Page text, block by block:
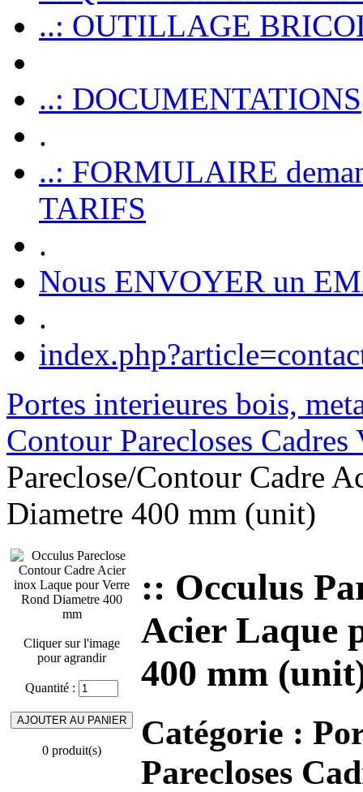
..: OUTILLAGE
..: DOCUMENTATIONS
.
..: FORMULAIRE
TARIFS
.
Nous ENVOYER un
.
Portes interieures bois,
Contour Parecloses Cadres
Pareclose/Contour Cadre
Diametre 400 mm (unit)
Cliquer sur l'image
pour agrandir
Quantité :
0 produit(s)
:: Occulus
Acier Laque
400 mm
Catégorie :
Parecloses